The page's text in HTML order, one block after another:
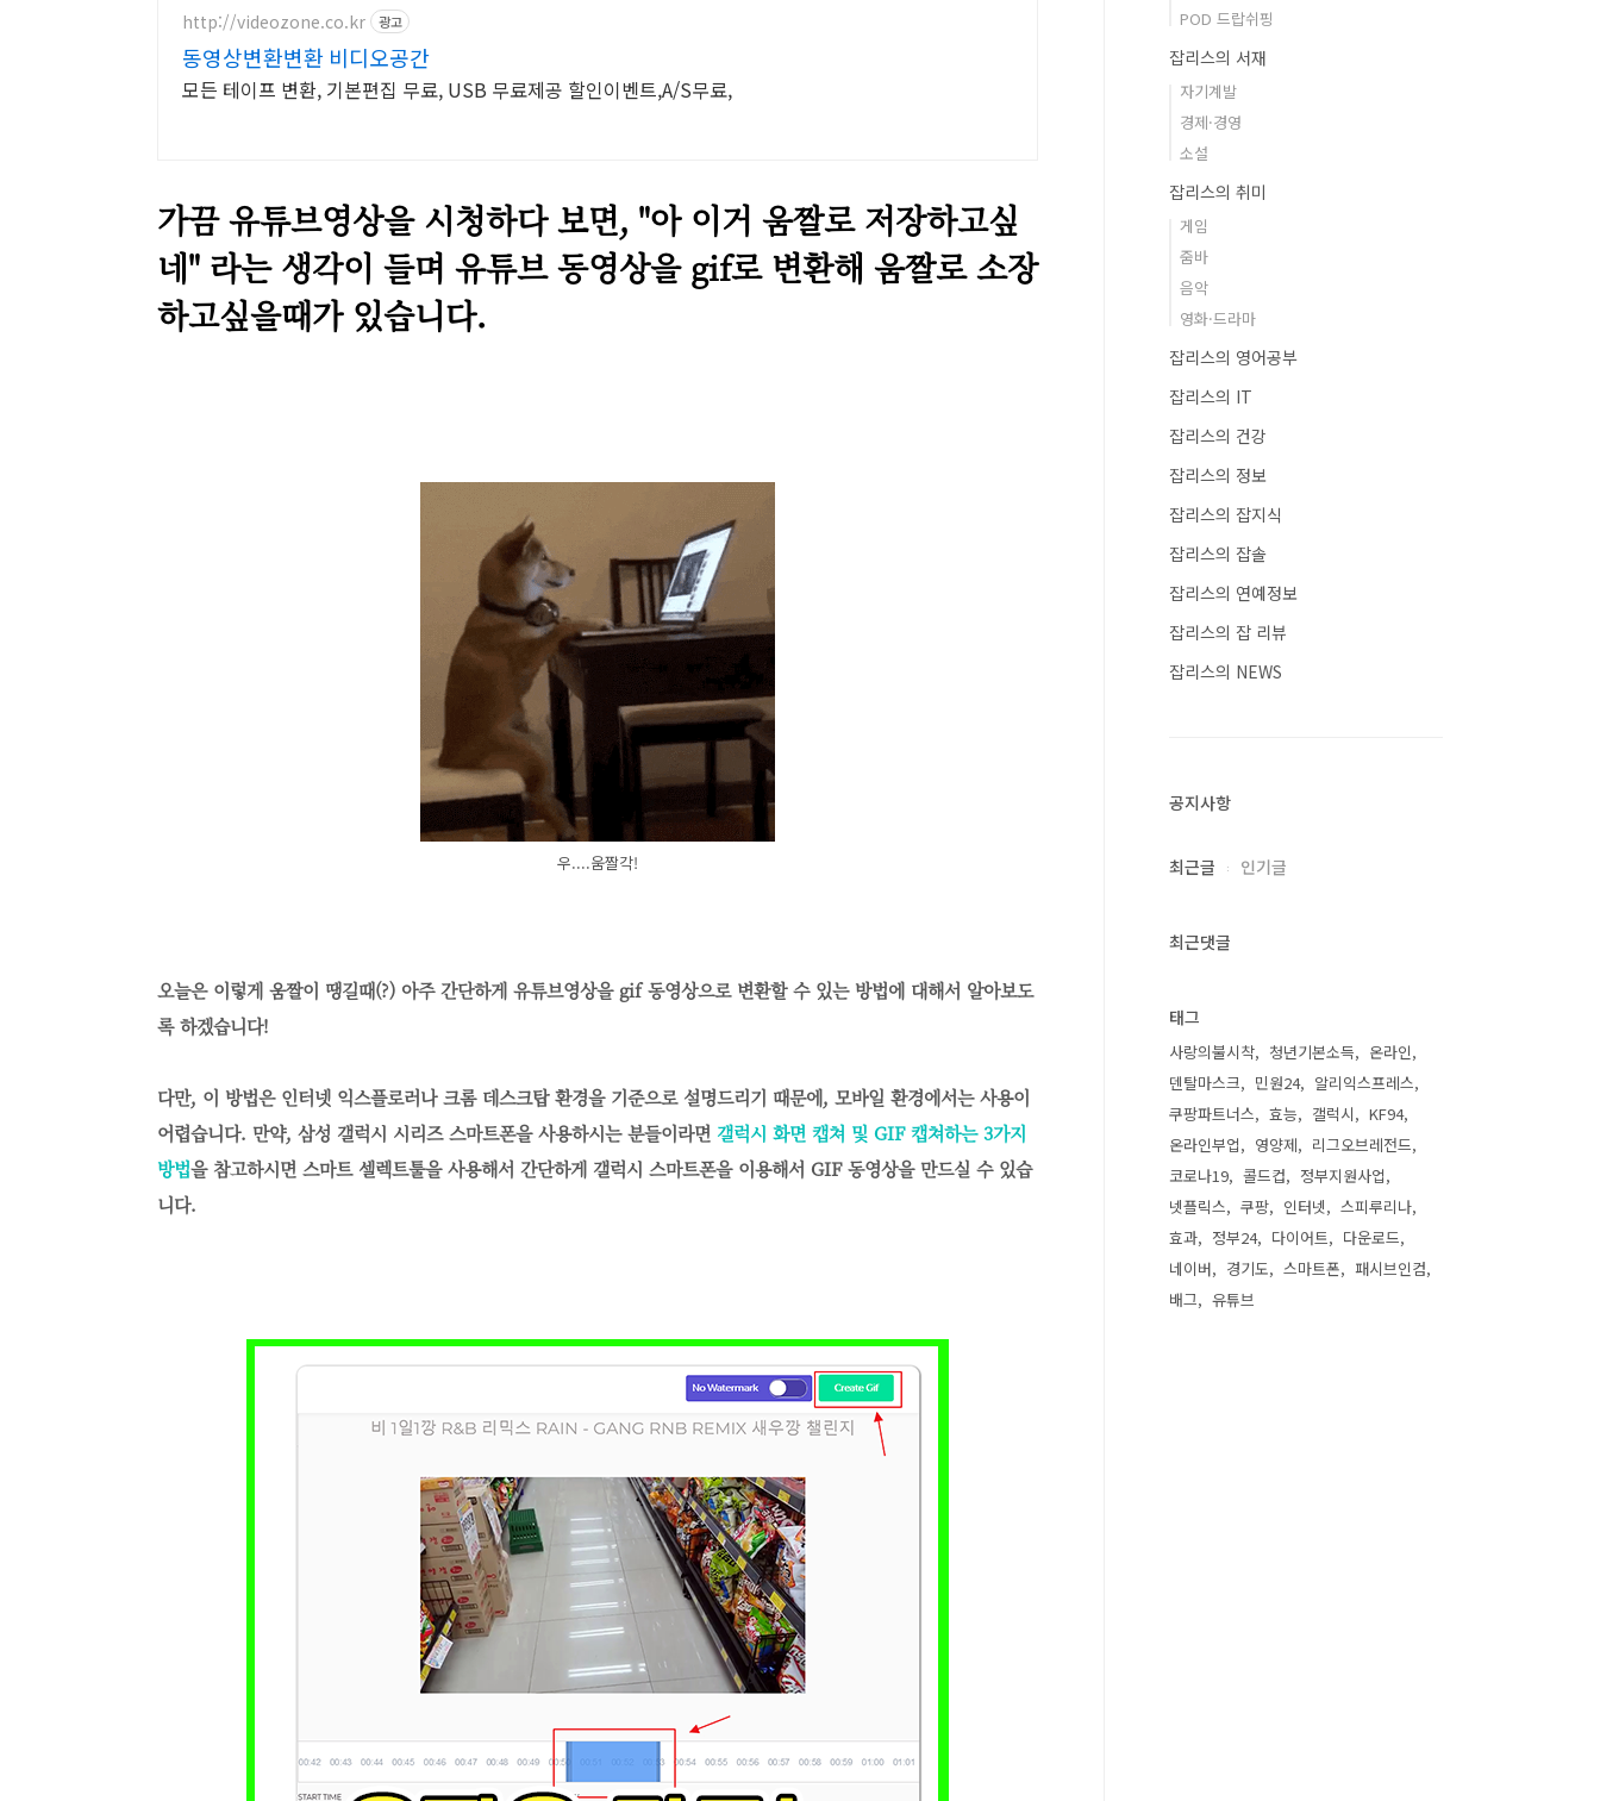
http://videozone.co.kr 광고
동영상변환변환 비디오공간
모든 테이프 변환, 기본편집 무료, USB 무료제공 할인이벤트,A/S무료,
가끔 유튜브영상을 시청하다 보면, "아 이거 움짤로 저장하고싶
네" 라는 생각이 들며 유튜브 동영상을 gif로 변환해 움짤로 소장
하고싶을때가 있습니다.
우....움짤각!
오늘은 이렇게 움짤이 땡길때(?) 아주 간단하게 유튜브영상을 gif 동영상으로 변환할 수 있는 방법에 대해서 알아보도
록 하겠습니다!
다만, 이 방법은 인터넷 익스플로러나 크롬 데스크탑 환경을 기준으로 설명드리기 때문에, 모바일 환경에서는 사용이
어렵습니다. 만약, 삼성 갤럭시 시리즈 스마트폰을 사용하시는 분들이라면 갤럭시 화면 캡쳐 및 GIF 캡쳐하는 3가지
방법을 참고하시면 스마트 셀렉트툴을 사용해서 간단하게 갤럭시 스마트폰을 이용해서 GIF 동영상을 만드실 수 있습
니다.
POD 드랍쉬핑
잡리스의 서재
자기계발
경제·경영
소설
잡리스의 취미
게임
줌바
음악
영화·드라마
잡리스의 영어공부
잡리스의 IT
잡리스의 건강
잡리스의 정보
잡리스의 잡지식
잡리스의 잡솔
잡리스의 연예정보
잡리스의 잡 리뷰
잡리스의 NEWS
공지사항
최근글 인기글
최근댓글
태그
사랑의불시착 청년기본소득
온라인
덴탈마스크
민원24
알리익스프레스
쿠팡파트너스
효능 갤럭시
KF94
온라인부업
영양제
리그오브레전드
코로나19
콜드컵
정부지원사업
넷플릭스
쿠팡 인터넷
스피루리나
효과
정부24 다이어트
다운로드
네이버
경기도 스마트폰
패시브인컴
배그
유튜브